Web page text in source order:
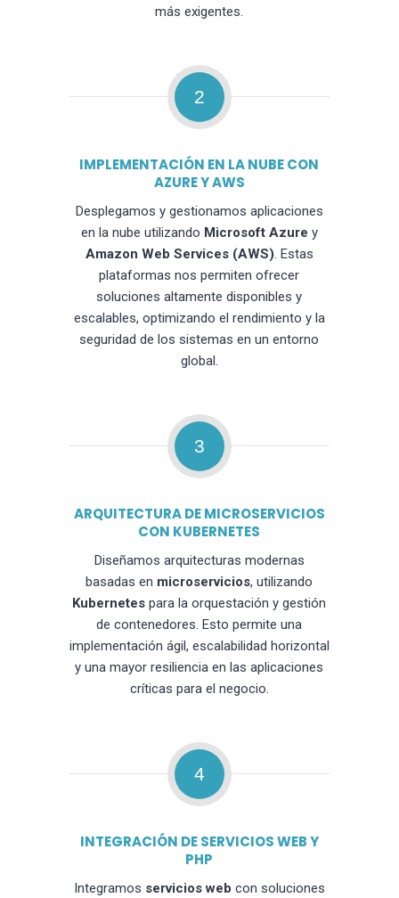
más exigentes.
2
IMPLEMENTACIÓN EN LA NUBE CON
AZURE Y AWS
Desplegamos y gestionamos aplicaciones
en la nube utilizando Microsoft Azure y
Amazon Web Services (AWS). Estas
plataformas nos permiten ofrecer
soluciones altamente disponibles y
escalables, optimizando el rendimiento y la
seguridad de los sistemas en un entorno
global.
3
ARQUITECTURA DE MICROSERVICIOS
CON KUBERNETES
Diseñamos arquitecturas modernas
basadas en microservicios, utilizando
Kubernetes para la orquestación y gestión
de contenedores. Esto permite una
implementación ágil, escalabilidad horizontal
y una mayor resiliencia en las aplicaciones
críticas para el negocio.
4
INTEGRACIÓN DE SERVICIOS WEB Y
PHP
Integramos servicios web con soluciones